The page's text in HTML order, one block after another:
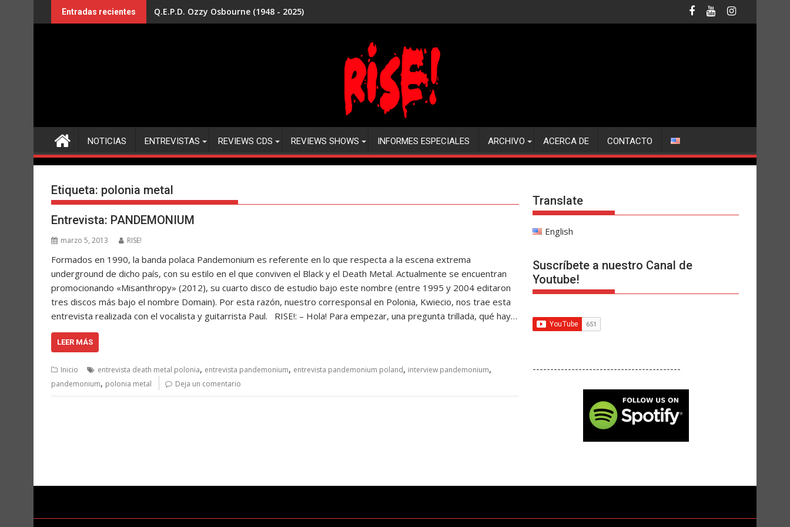
al
Entradas recientes Q.E.P.D. Ozzy Osbourne (1948 - 2025)
NOTICIAS ENTREVISTAS REVIEWS CDS REVIEWS SHOWS INFORMES ESPECIALES ARCHIVO ACERCA DE CONTACTO
Etiqueta: polonia metal
Entrevista: PANDEMONIUM
marzo 5, 2013 RISE!
Formados en 1990, la banda polaca Pandemonium es referente en lo que respecta a la escena extrema
underground de dicho país, con su estilo en el que conviven el Black y el Death Metal. Actualmente se encuentran
promocionando «Misanthropy» (2012), su cuarto disco de estudio bajo este nombre (entre 1995 y 2004 editaron
tres discos más bajo el nombre Domain). Por esta razón, nuestro corresponsal en Polonia, Kwiecio, nos trae esta
entrevista realizada con el vocalista y guitarrista Paul. RISE!: – Hola! Para empezar, una pregunta trillada, qué hay…
LEER MÁS
Inicio entrevista death metal polonia, entrevista pandemonium, entrevista pandemonium poland, interview pandemonium,
pandemonium, polonia metal Deja un comentario
Translate
English
Suscríbete a nuestro Canal de
Youtube!
------------------------------------------